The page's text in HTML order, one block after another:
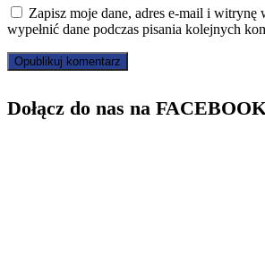
Zapisz moje dane, adres e-mail i witrynę
wypełnić dane podczas pisania kolejnych
Dołącz do nas na